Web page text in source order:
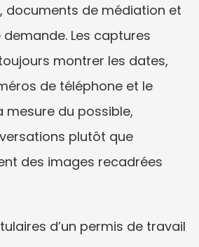
documents de médiation et
Les captures
montrer les dates,
de téléphone et le
mesure du possible,
plutôt que
des images recadrées
d’un permis de travail